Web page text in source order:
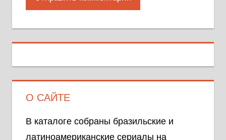
О САЙТЕ
В каталоге собраны бразильские и
латиноамериканские сериалы на